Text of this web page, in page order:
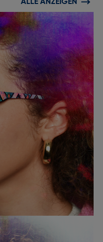
ALLE ANZEIGEN